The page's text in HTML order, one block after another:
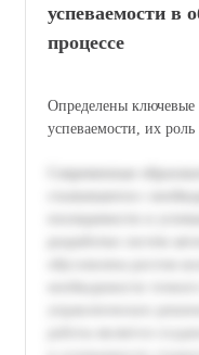
успеваемости в
процессе
Определены ключевые
успеваемости, их роль